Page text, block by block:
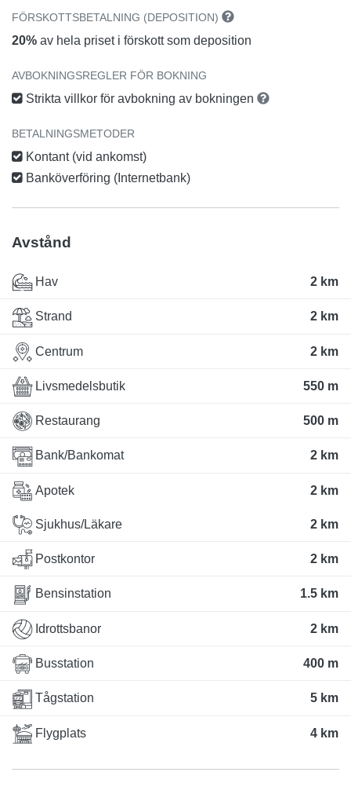
FÖRSKOTTSBETALNING (DEPOSITION)
20% av hela priset i förskott som deposition
AVBOKNINGSREGLER FÖR BOKNING
Strikta villkor för avbokning av bokningen
BETALNINGSMETODER
Kontant (vid ankomst)
Banköverföring (Internetbank)
Avstånd
Hav 2 km
Strand 2 km
Centrum 2 km
Livsmedelsbutik 550 m
Restaurang 500 m
Bank/Bankomat 2 km
Apotek 2 km
Sjukhus/Läkare 2 km
Postkontor 2 km
Bensinstation 1.5 km
Idrottsbanor 2 km
Busstation 400 m
Tågstation 5 km
Flygplats 4 km